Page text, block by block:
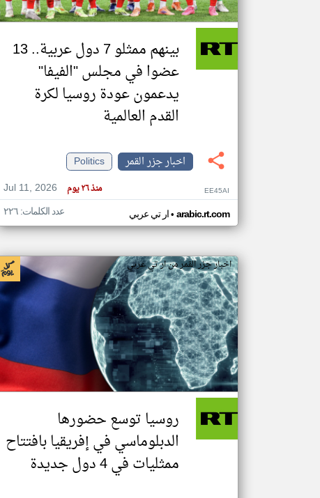
بينهم ممثلو 7 دول عربية.. 13
عضوا في مجلس "الفيفا"
يدعمون عودة روسيا لكرة
القدم العالمية
اخبار جزر القمر
Politics
Jul 11, 2026
منذ ٢٦ يوم EE45AI
ار تي عربي• arabic.rt.com عدد الكلمات: ٢٢٦
اخبار جزر القمر من ار تي عربي
روسيا توسع حضورها
الدبلوماسي في إفريقيا بافتتاح
ممثليات في 4 دول جديدة